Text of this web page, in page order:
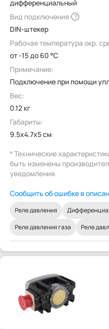
дифференциальный
Вид подключения: ?
DIN-штекер
Рабочая температура окр.
от -15 до 60 °C
Примечание:
Подключение при помощи
Вес:
0.12 кг
Габариты:
9.5x4.7x5 см
* Технические
быть изменены
уведомления.
Сообщить об ошибке в
Реле давления
Реле давления газа
Реле